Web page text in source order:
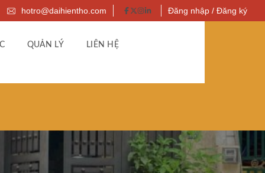
hotro@daihientho.com Đăng nhập / Đăng ký
QUẢN LÝ LIÊN HỆ